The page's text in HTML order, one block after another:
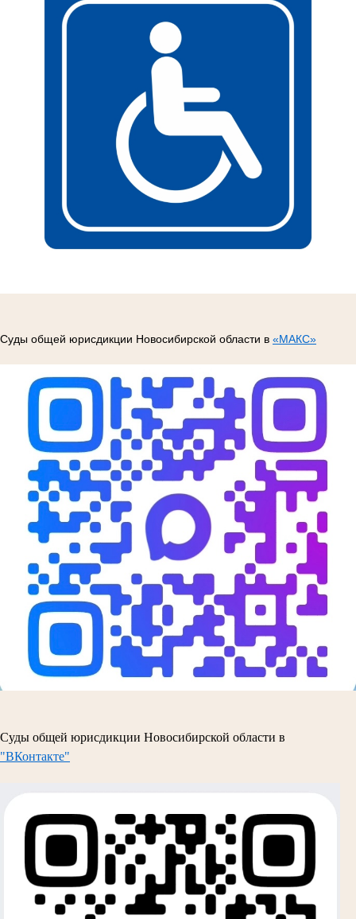
Суды общей юрисдикции Новосибирской области в «МАКС»
Суды общей юрисдикции Новосибирской области в
"ВКонтакте"